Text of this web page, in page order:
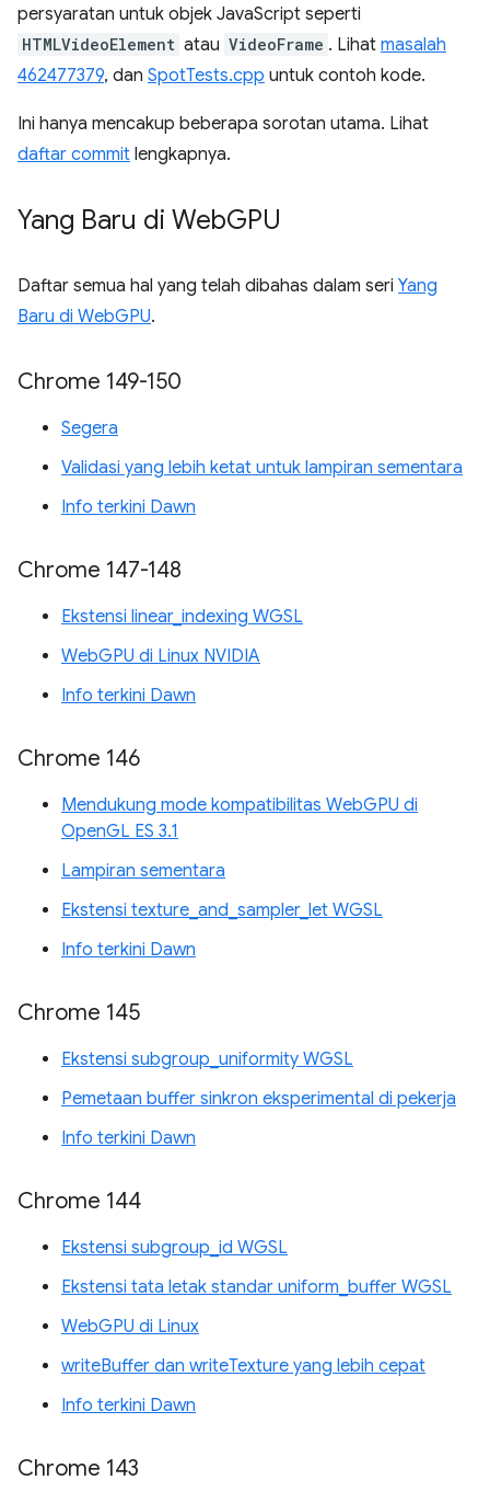
persyaratan untuk objek JavaScript seperti
HTMLVideoElement atau VideoFrame . Lihat masalah
462477379, dan SpotTests.cpp untuk contoh kode.
Ini hanya mencakup beberapa sorotan utama. Lihat
daftar commit lengkapnya.
Yang Baru di WebGPU
Daftar semua hal yang telah dibahas dalam seri Yang
Baru di WebGPU.
Chrome 149-150
Segera
Validasi yang lebih ketat untuk lampiran sementara
Info terkini Dawn
Chrome 147-148
Ekstensi linear_indexing WGSL
WebGPU di Linux NVIDIA
Info terkini Dawn
Chrome 146
Mendukung mode kompatibilitas WebGPU di
OpenGL ES 3.1
Lampiran sementara
Ekstensi texture_and_sampler_let WGSL
Info terkini Dawn
Chrome 145
Ekstensi subgroup_uniformity WGSL
Pemetaan buffer sinkron eksperimental di pekerja
Info terkini Dawn
Chrome 144
Ekstensi subgroup_id WGSL
Ekstensi tata letak standar uniform_buffer WGSL
WebGPU di Linux
writeBuffer dan writeTexture yang lebih cepat
Info terkini Dawn
Chrome 143